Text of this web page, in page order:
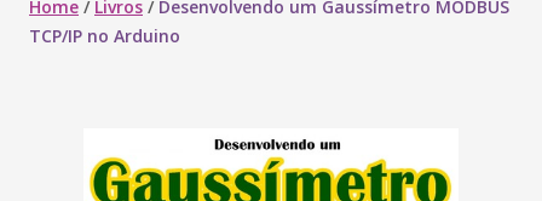
Home / Livros / Desenvolvendo um Gaussímetro MODBUS
TCP/IP no Arduino